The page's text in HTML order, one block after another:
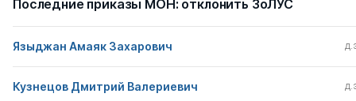
Последние приказы МОН: отклонить ЗоЛУС
Языджан Амаяк Захарович
Кузнецов Дмитрий Валериевич